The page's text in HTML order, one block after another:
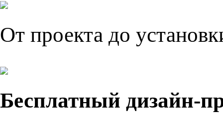
От проекта до
Бесплатный дизайн-